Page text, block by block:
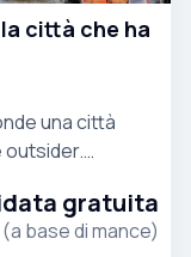
città che ha
una città
outsider.
parte dei
gratuita
(a base di mance)